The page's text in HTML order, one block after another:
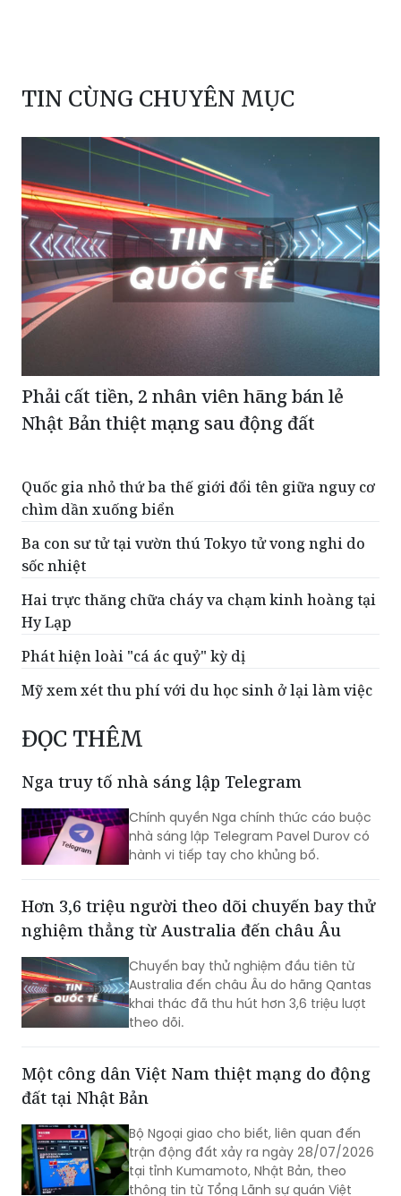
TIN CÙNG CHUYÊN MỤC
Phải cất tiền, 2 nhân viên hãng bán lẻ
Nhật Bản thiệt mạng sau động đất
Quốc gia nhỏ thứ ba thế giới đổi tên giữa nguy cơ
chìm dần xuống biển
Ba con sư tử tại vườn thú Tokyo tử vong nghi do
sốc nhiệt
Hai trực thăng chữa cháy va chạm kinh hoàng tại
Hy Lạp
Phát hiện loài "cá ác quỷ" kỳ dị
Mỹ xem xét thu phí với du học sinh ở lại làm việc
ĐỌC THÊM
Nga truy tố nhà sáng lập Telegram
Chính quyền Nga chính thức cáo buộc
nhà sáng lập Telegram Pavel Durov có
hành vi tiếp tay cho khủng bố.
Hơn 3,6 triệu người theo dõi chuyến bay thử
nghiệm thẳng từ Australia đến châu Âu
Chuyến bay thử nghiệm đầu tiên từ
Australia đến châu Âu do hãng Qantas
khai thác đã thu hút hơn 3,6 triệu lượt
theo dõi.
Một công dân Việt Nam thiệt mạng do động
đất tại Nhật Bản
Bộ Ngoại giao cho biết, liên quan đến
trận động đất xảy ra ngày 28/07/2026
tại tỉnh Kumamoto, Nhật Bản, theo
thông tin từ Tổng Lãnh sự quán Việt